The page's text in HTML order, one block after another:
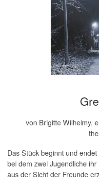
von Brigitte Wilhelmy,
Das Stück beginnt und
bei dem zwei Jugendliche
aus der Sicht der Freunde